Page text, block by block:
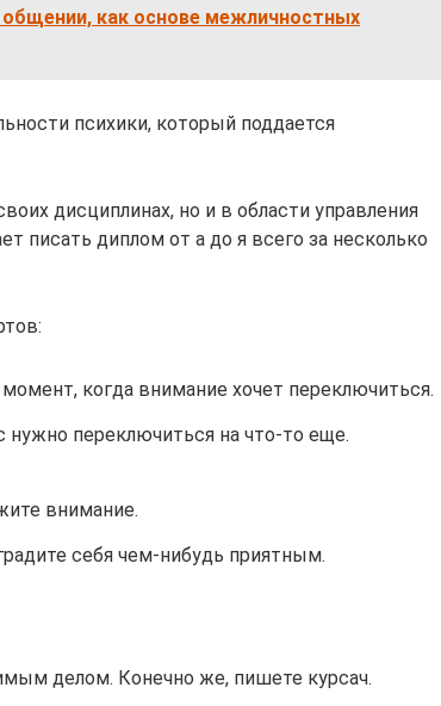
как основе межличностных
психики, который поддается
дисциплинах, но и в области управления
писать диплом от а до я всего за несколько
когда внимание хочет переключиться.
нужно переключиться на что-то еще.
внимание.
себя чем-нибудь приятным.
делом. Конечно же, пишете курсач.